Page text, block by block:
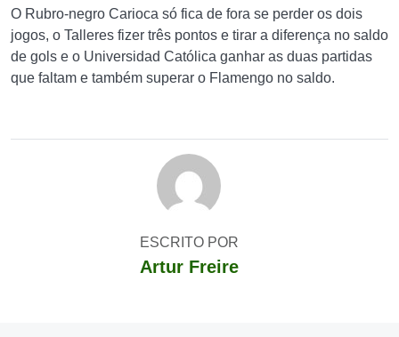
O Rubro-negro Carioca só fica de fora se perder os dois
jogos, o Talleres fizer três pontos e tirar a diferença no saldo
de gols e o Universidad Católica ganhar as duas partidas
que faltam e também superar o Flamengo no saldo.
ESCRITO POR
Artur Freire